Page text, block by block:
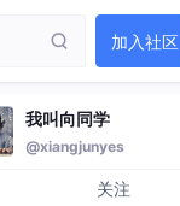
加入社区
我叫向同学
@xiangjunyes
关注